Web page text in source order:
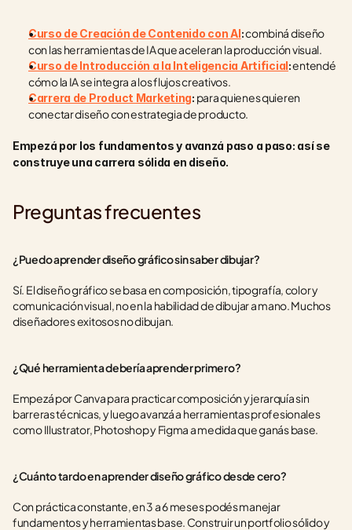
Curso de Creación de Contenido con AI: combiná diseño
con las herramientas de IA que aceleran la producción visual.
Curso de Introducción a la Inteligencia Artificial: entendé
cómo la IA se integra a los flujos creativos.
Carrera de Product Marketing: para quienes quieren
conectar diseño con estrategia de producto.
Empezá por los fundamentos y avanzá paso a paso: así se
construye una carrera sólida en diseño.
Preguntas frecuentes
¿Puedo aprender diseño gráfico sin saber dibujar?
Sí. El diseño gráfico se basa en composición, tipografía, color y
comunicación visual, no en la habilidad de dibujar a mano. Muchos
diseñadores exitosos no dibujan.
¿Qué herramienta debería aprender primero?
Empezá por Canva para practicar composición y jerarquía sin
barreras técnicas, y luego avanzá a herramientas profesionales
como Illustrator, Photoshop y Figma a medida que ganás base.
¿Cuánto tardo en aprender diseño gráfico desde cero?
Con práctica constante, en 3 a 6 meses podés manejar
fundamentos y herramientas base. Construir un portfolio sólido y